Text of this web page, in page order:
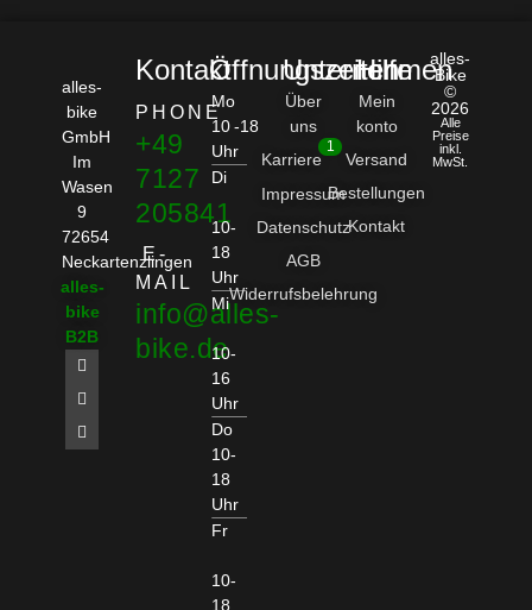
alles-
bike
GmbH
Im
Wasen
9
72654
Neckartenzlingen
alles-
bike
B2B
Kontakt
PHONE
+49
7127
205841
E-
MAIL
info@alles-
bike.de
Öffnungszeiten
Mo
10 -18
Uhr
Di
10-
18
Uhr
Mi
10-
16
Uhr
Do
10-
18
Uhr
Fr
10-
18
Unternehmen
Über
uns
Karriere
1
Impressum
Datenschutz
AGB
Widerrufsbelehrung
Hilfe
Mein
konto
Versand
Bestellungen
Kontakt
alles-
Bike
©
2026
Alle
Preise
inkl.
MwSt.